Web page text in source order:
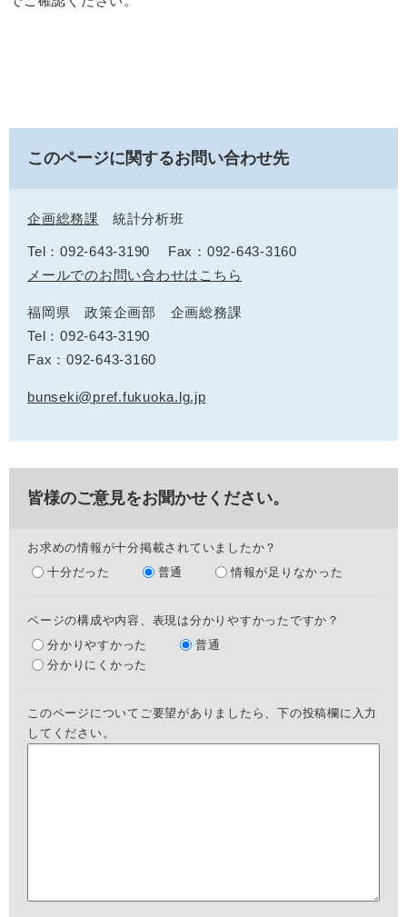
このページに関するお問い合わせ先
企画総務課 統計分析班
Tel：092-643-3190
Fax：092-643-3160
メールでのお問い合わせはこちら
福岡県 政策企画部 企画総務課
Tel：092-643-3190
Fax：092-643-3160
bunseki@pref.fukuoka.lg.jp
皆様のご意見をお聞かせください。
お求めの情報が十分掲載されていましたか？
十分だった
普通 情報が足りなかった
ページの構成や内容、表現は分かりやすかったですか？
分かりやすかった
普通
分かりにくかった
このページについてご要望がありましたら、下の投稿欄に入力
してください。